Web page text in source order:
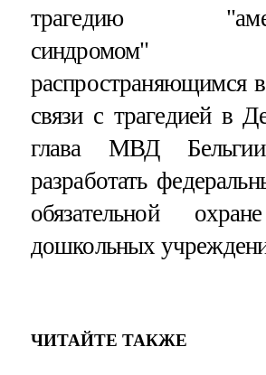
трагедию
синдромом"
распространяющимся
связи с трагедией в
глава МВД
разработать
обязательной
дошкольных
ЧИТАЙТЕ ТАКЖЕ